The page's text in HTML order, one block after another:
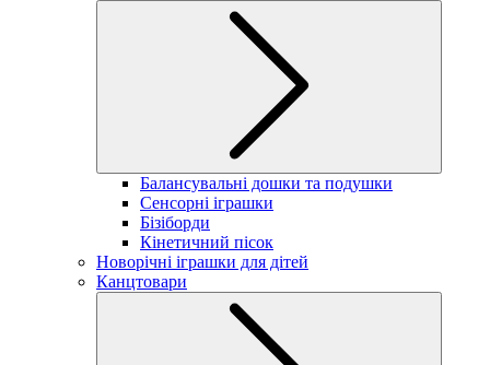
Балансувальні дошки та подушки
Сенсорні іграшки
Бізіборди
Кінетичний пісок
Новорічні іграшки для дітей
Канцтовари